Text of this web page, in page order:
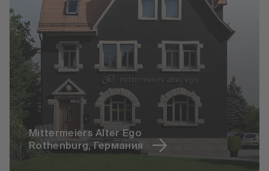
Mittermeiers Alter Ego
Rothenburg, Германия